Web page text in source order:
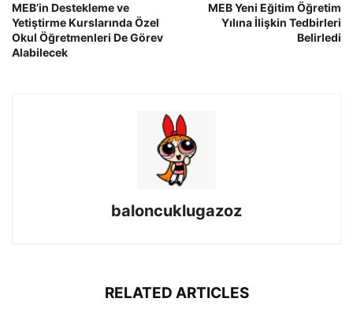
MEB’in Destekleme ve
Yetiştirme Kurslarında Özel
Okul Öğretmenleri De Görev
Alabilecek
MEB Yeni Eğitim Öğretim
Yılına İlişkin Tedbirleri
Belirledi
baloncuklugazoz
RELATED ARTICLES